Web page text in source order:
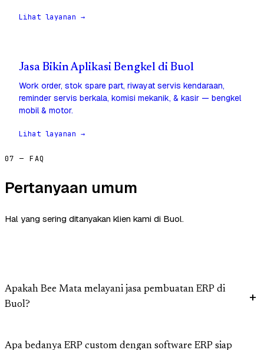
Lihat layanan →
Jasa Bikin Aplikasi Bengkel di Buol
Work order, stok spare part, riwayat servis kendaraan,
reminder servis berkala, komisi mekanik, & kasir — bengkel
mobil & motor.
Lihat layanan →
07 — FAQ
Pertanyaan umum
Hal yang sering ditanyakan klien kami di Buol.
Apakah Bee Mata melayani jasa pembuatan ERP di
Buol?
Apa bedanya ERP custom dengan software ERP siap